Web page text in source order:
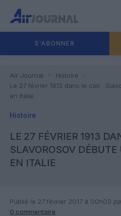
S'ABONNER
Air Journal
Histoire
Le 27 février 1913 dans le ciel :
en Italie
Histoire
LE 27 FÉVRIER 1913
SLAVOROSOV
EN ITALIE
Publié le 27 février 2017 à 00h03
0 commentaire